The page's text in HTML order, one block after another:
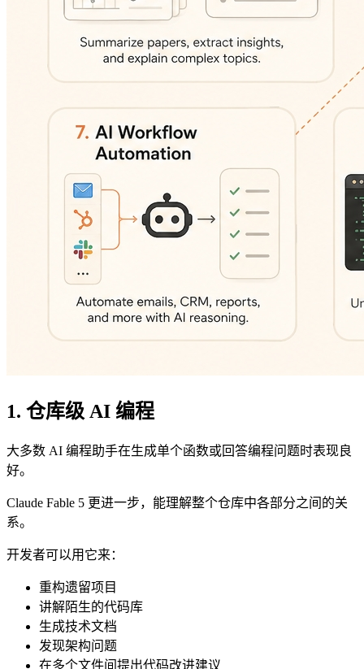
1. 仓库级 AI 编程
大多数 AI 编程助手在生成单个函数或回答编程问题时表现良
好。
Claude Fable 5 更进一步，能理解整个仓库中各部分之间的关
系。
开发者可以用它来：
重构遗留项目
讲解陌生的代码库
生成技术文档
发现架构问题
在多个文件间提出代码改进建议